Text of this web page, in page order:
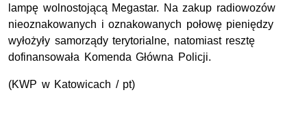
lampę wolnostojącą Megastar. Na zakup radiowozów
nieoznakowanych i oznakowanych połowę pieniędzy
wyłożyły samorządy terytorialne, natomiast resztę
dofinansowała Komenda Główna Policji.
(KWP w Katowicach / pt)